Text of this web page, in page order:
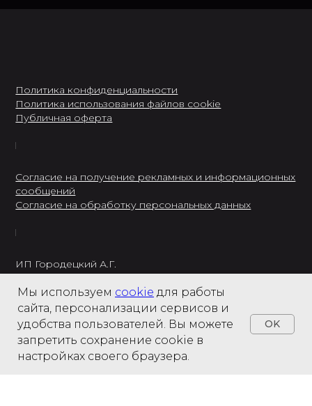
Home Catalog Search
Политика конфиденциальности
Политика использования файлов cookie
Публичная оферта
Согласие на получение рекламных и информационных
сообщений
Согласие на обработку персональных данных
ИП Городецкий А.Г.
ИНН: 237301234120
8 495 122 22 49
Мы используем cookie для работы
сайта, персонализации сервисов и
удобства пользователей. Вы можете
запретить сохранение cookie в
настройках своего браузера.
OK